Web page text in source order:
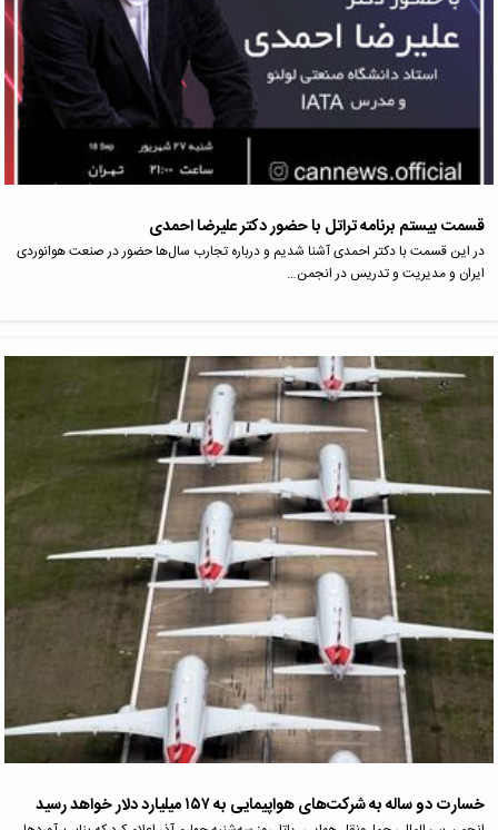
قسمت بیستم برنامه تراتل با حضور دکتر علیرضا احمدی
در این قسمت با دکتر احمدی آشنا شدیم و درباره تجارب سال‌ها حضور در صنعت هوانوردی
ایران و مدیریت و تدریس در انجمن…
خسارت دو ساله به شرکت‌های هواپیمایی به ۱۵۷ میلیارد دلار خواهد رسید